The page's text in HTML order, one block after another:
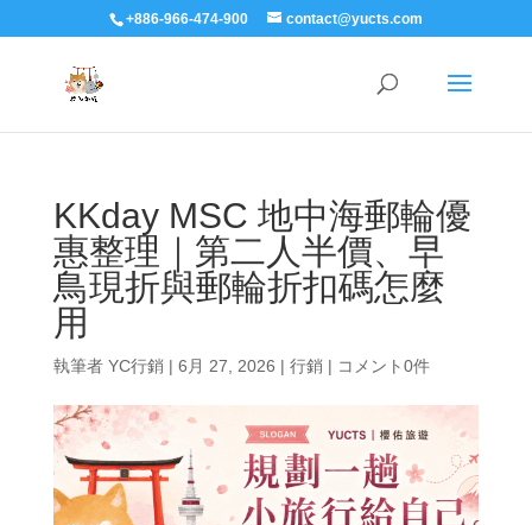
+886-966-474-900 contact@yucts.com
KKday MSC 地中海郵輪優
惠整理｜第二人半價、早
鳥現折與郵輪折扣碼怎麼
用
執筆者 YC行銷| 6月 27, 2026 | 行銷| コメント0件